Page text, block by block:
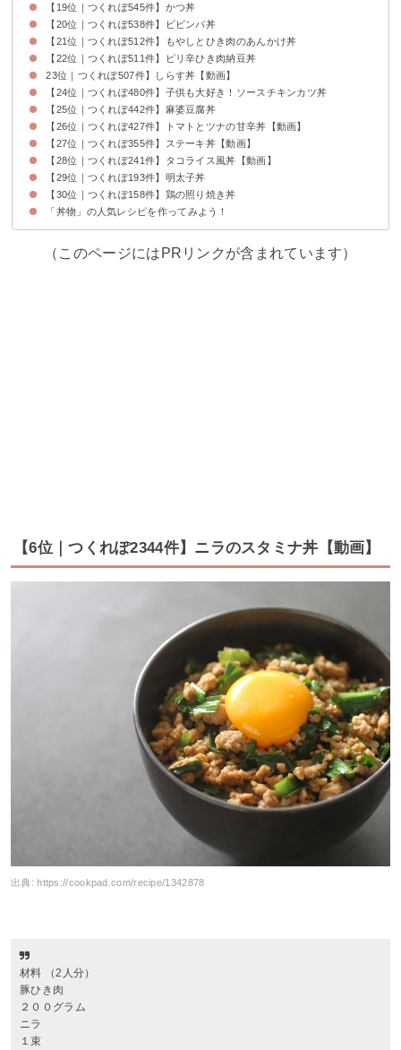
【19位｜つくれぽ545件】かつ丼
【20位｜つくれぽ538件】ビビンバ丼
【21位｜つくれぽ512件】もやしとひき肉のあんかけ丼
【22位｜つくれぽ511件】ピリ辛ひき肉納豆丼
23位｜つくれぽ507件】しらす丼【動画】
【24位｜つくれぽ480件】子供も大好き！ソースチキンカツ丼
【25位｜つくれぽ442件】麻婆豆腐丼
【26位｜つくれぽ427件】トマトとツナの甘辛丼【動画】
【27位｜つくれぽ355件】ステーキ丼【動画】
【28位｜つくれぽ241件】タコライス風丼【動画】
【29位｜つくれぽ193件】明太子丼
【30位｜つくれぽ158件】鶏の照り焼き丼
「丼物」の人気レシピを作ってみよう！
（このページにはPRリンクが含まれています）
【6位｜つくれぽ2344件】ニラのスタミナ丼【動画】
出典:https://cookpad.com/recipe/1342878
材料 （2人分）
豚ひき肉
２００グラム
ニラ
１束